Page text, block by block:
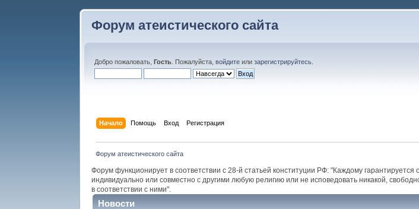
Форум атеистического сайта
Добро пожаловать,Гость . Пожалуйста,войдите илизарегистрируйтесь
Начало Помощь Вход Регистрация
Форум атеистического сайта
Форум функционирует в соответствии с 28-й статьей конституции РФ: "Каждому
индивидуально или совместно с другими любую религию или не исповедовать никакой,
в соответствии с ними".
Новости